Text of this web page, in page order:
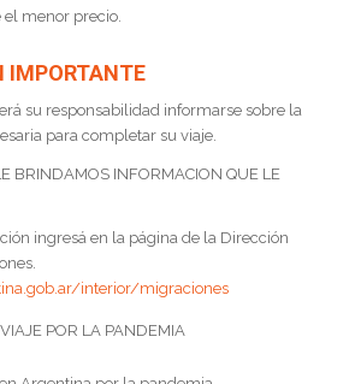
menor precio.
IMPORTANTE
su responsabilidad informarse sobre la
para completar su viaje.
BRINDAMOS INFORMACION QUE LE
ingresá en la página de la Dirección
interior/migraciones
POR LA PANDEMIA